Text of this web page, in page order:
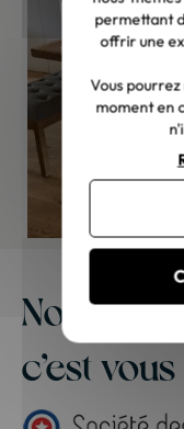
Notre
c’est vous
permettant
offrir une
Vous
moment en